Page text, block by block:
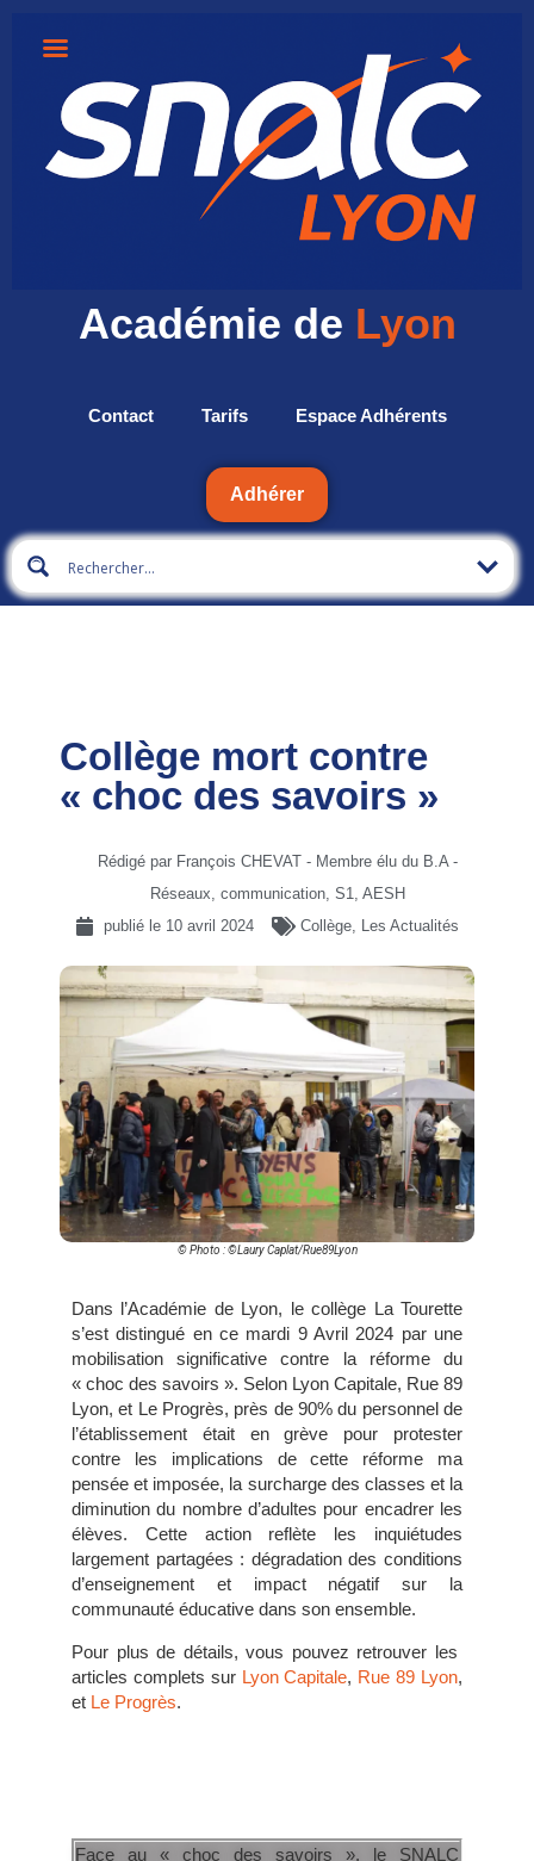
Académie de Lyon
Contact Tarifs Espace Adhérents
Adhérer
Collège mort contre
« choc des savoirs »
Rédigé par François CHEVAT - Membre élu du B.A -
Réseaux, communication, S1, AESH
publié le 10 avril 2024 Collège, Les Actualités
© Photo : ©Laury Caplat/Rue89Lyon
Dans l’Académie de Lyon, le collège La Tourette
s’est distingué en ce mardi 9 Avril 2024 par une
mobilisation significative contre la réforme du
« choc des savoirs ». Selon Lyon Capitale, Rue 89
Lyon, et Le Progrès, près de 90% du personnel de
l’établissement était en grève pour protester
contre les implications de cette réforme ma
pensée et imposée, la surcharge des classes et la
diminution du nombre d’adultes pour encadrer les
élèves. Cette action reflète les inquiétudes
largement partagées : dégradation des conditions
d’enseignement et impact négatif sur la
communauté éducative dans son ensemble.
Pour plus de détails, vous pouvez retrouver les
articles complets sur Lyon Capitale, Rue 89 Lyon,
et Le Progrès.
Face au « choc des savoirs », le SNALC